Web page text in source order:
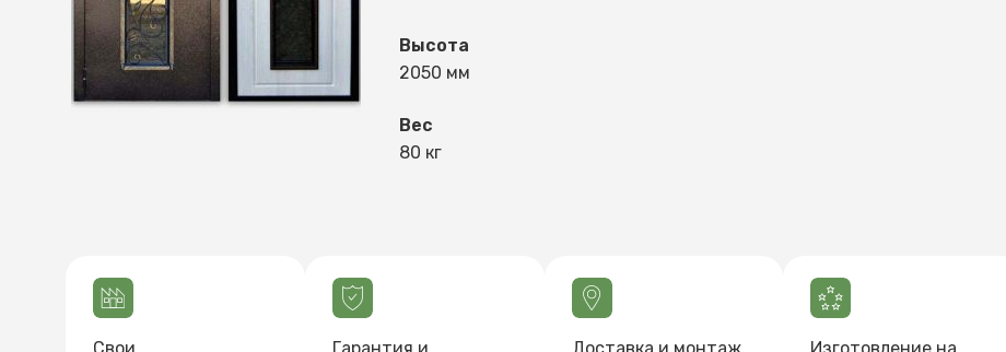
Высота
2050 мм
Вес
80 кг